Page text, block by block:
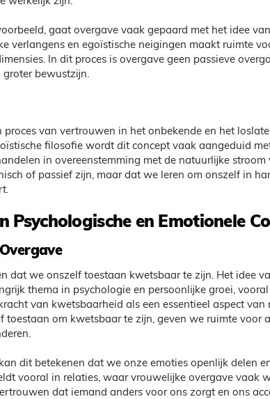
gaat overgave vaak gepaard met het idee
verlangens en egoïstische neigingen maakt ruimte
In dit proces is overgave geen passieve
groter bewustzijn.
van vertrouwen in het onbekende en het
filosofie wordt dit concept vaak aangeduid
in overeenstemming met de natuurlijke stroom
of passief zijn, maar dat we leren om onszelf in
Psychologische en Emotionele
dat we onszelf toestaan kwetsbaar te zijn. Het idee
thema in psychologie en persoonlijke groei,
van kwetsbaarheid als een essentieel aspect van
toestaan om kwetsbaar te zijn, geven we ruimte voor
dit betekenen dat we onze emoties openlijk delen
vooral in relaties, waar vrouwelijke overgave vaak
dat iemand anders voor ons zorgt en ons